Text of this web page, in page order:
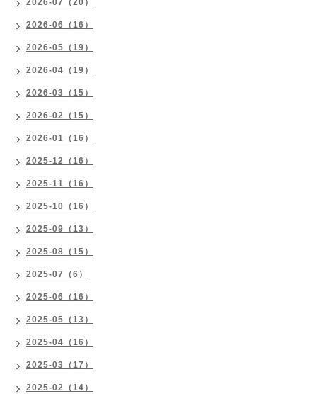
2026-07（20）
2026-06（16）
2026-05（19）
2026-04（19）
2026-03（15）
2026-02（15）
2026-01（16）
2025-12（16）
2025-11（16）
2025-10（16）
2025-09（13）
2025-08（15）
2025-07（6）
2025-06（16）
2025-05（13）
2025-04（16）
2025-03（17）
2025-02（14）